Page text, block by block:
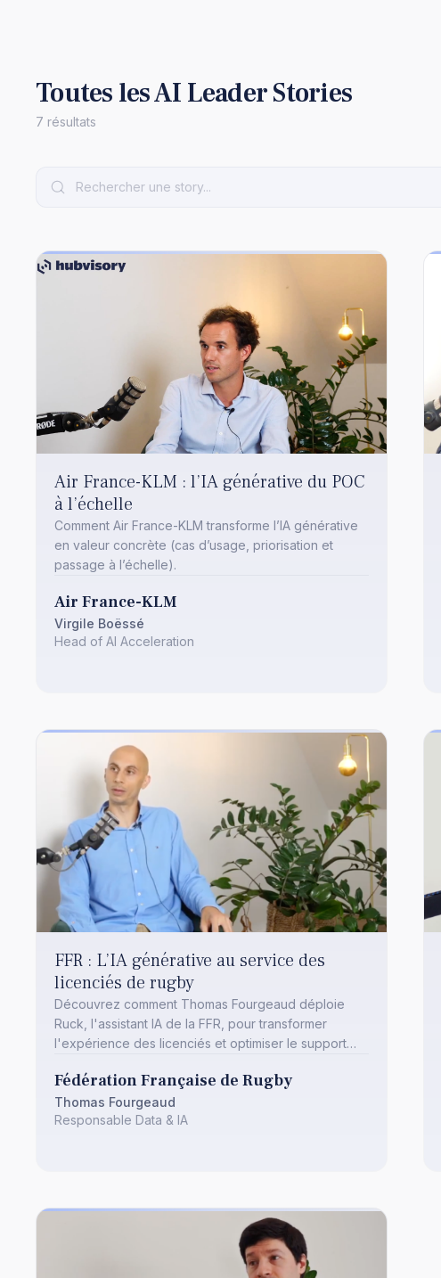
Toutes les AI Leader Stories
7 résultats
Air France-KLM : l’IA générative du POC
à l’échelle
Comment Air France-KLM transforme l’IA générative
en valeur concrète (cas d’usage, priorisation et
passage à l’échelle).
Air France-KLM
Virgile Boëssé
Head of AI Acceleration
FFR : L’IA générative au service des
licenciés de rugby
Découvrez comment Thomas Fourgeaud déploie
Ruck, l'assistant IA de la FFR, pour transformer
l'expérience des licenciés et optimiser le support
Fédération Française de Rugby
Thomas Fourgeaud
Responsable Data & IA